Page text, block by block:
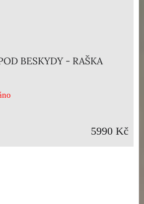
BESKYDY - RAŠKA
5990 Kč